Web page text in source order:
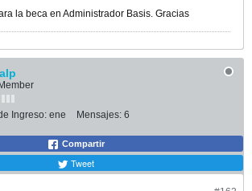
la beca en Administrador Basis. Gracias
Ingreso: ene Mensajes: 6
Compartir
Tweet